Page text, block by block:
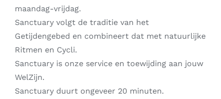
maandag-vrijdag.
Sanctuary volgt de traditie van het
Getijdengebed en combineert dat met natuurlijke
Ritmen en Cycli.
Sanctuary is onze service en toewijding aan jouw
WelZijn.
Sanctuary duurt ongeveer 20 minuten.